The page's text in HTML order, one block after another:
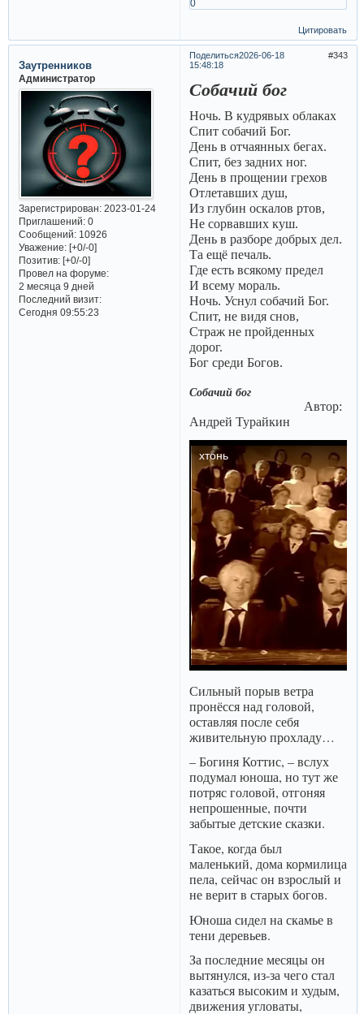
0
Цитировать
Поделиться 343
2026-06-18
15:48:18
Заутренников
Администратор
Зарегистрирован: 2023-01-24
Приглашений:0
Сообщений:10926
Уважение: [+0/-0]
Позитив: [+0/-0]
Провел на форуме:
2 месяца 9 дней
Последний визит:
Сегодня 09:55:23
Собачий бог
Ночь. В кудрявых облаках
Спит собачий Бог.
День в отчаянных бегах.
Спит, без задних ног.
День в прощении грехов
Отлетавших душ,
Из глубин оскалов ртов,
Не сорвавших куш.
День в разборе добрых дел.
Та ещё печаль.
Где есть всякому предел
И всему мораль.
Ночь. Уснул собачий Бог.
Спит, не видя снов,
Страж не пройденных
дорог.
Бог среди Богов.
Собачий бог
Автор:
Андрей Турайкин
Сильный порыв ветра
пронёсся над головой,
оставляя после себя
живительную прохладу…
– Богиня Коттис, – вслух
подумал юноша, но тут же
потряс головой, отгоняя
непрошенные, почти
забытые детские сказки.
Такое, когда был
маленький, дома кормилица
пела, сейчас он взрослый и
не верит в старых богов.
Юноша сидел на скамье в
тени деревьев.
За последние месяцы он
вытянулся, из-за чего стал
казаться высоким и худым,
движения угловаты,